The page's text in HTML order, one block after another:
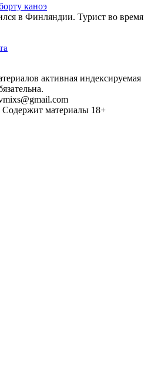
каноэ
в Финляндии. Турист во время
активная индексируемая
материалы 18+